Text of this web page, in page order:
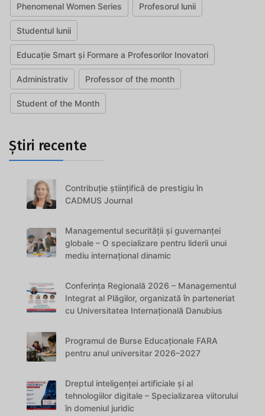
Phenomenal Women Series Profesorul lunii
Studentul lunii
Educație Smart și Formare a Profesorilor Inovatori
Administrativ Professor of the month
Student of the Month
Știri recente
Contribuție științifică de prestigiu în
CADMUS Journal
Managementul securității și guvernanței
globale – O specializare pentru liderii unui
mediu internațional dinamic
Conferința Regională 2026 – Managementul
Integrat al Plăgilor, organizată în parteneriat
cu Universitatea Internațională Danubius
Programul de Burse Educaționale FARA
pentru anul universitar 2026–2027
Dreptul inteligenței artificiale și al
tehnologiilor digitale – Specializarea viitorului
în domeniul juridic